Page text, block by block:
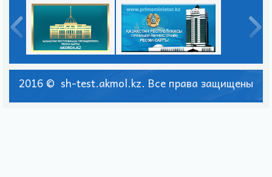
2016 © sh-test.akmol.kz. Все права защищены